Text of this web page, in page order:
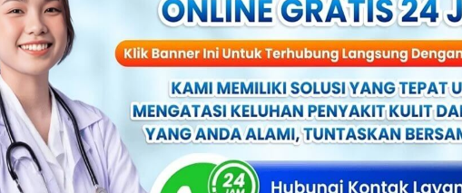
juga dapat menyebabkan penderitanya mengalami
satu penyakit menular seksual yang cukup umum terjadi pada